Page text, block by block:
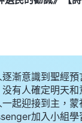
漸意識到聖經
有人確定明天
起迎接到主，
加入小組學